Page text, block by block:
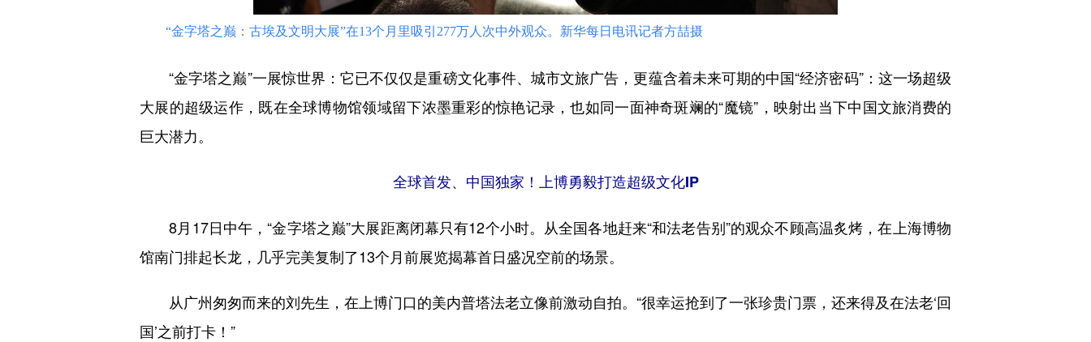
“金字塔之巅：古埃及文明大展”在13个月里吸引277万人次中外观众。新华每日电讯记者方喆摄
“金字塔之巅”一展惊世界：它已不仅仅是重磅文化事件、城市文旅广告，更蕴含着未来可期的中国“经济密码”：这一场超级
大展的超级运作，既在全球博物馆领域留下浓墨重彩的惊艳记录，也如同一面神奇斑斓的“魔镜”，映射出当下中国文旅消费的
巨大潜力。
全球首发、中国独家！上博勇毅打造超级文化IP
8月17日中午，“金字塔之巅”大展距离闭幕只有12个小时。从全国各地赶来“和法老告别”的观众不顾高温炙烤，在上海博物
馆南门排起长龙，几乎完美复制了13个月前展览揭幕首日盛况空前的场景。
从广州匆匆而来的刘先生，在上博门口的美内普塔法老立像前激动自拍。“很幸运抢到了一张珍贵门票，还来得及在法老‘回
国’之前打卡！”